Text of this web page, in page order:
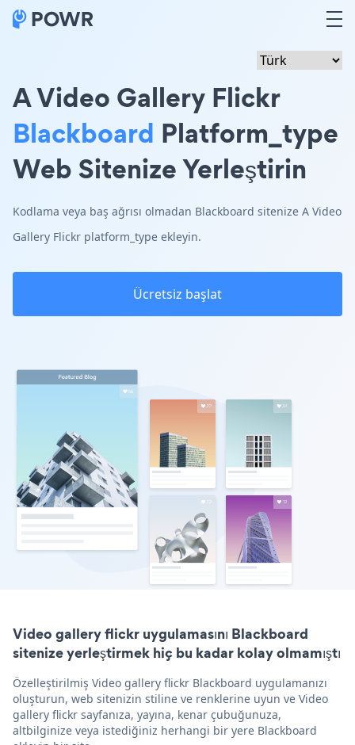
A Video Gallery Flickr
Blackboard Platform_type
Web Sitenize Yerleştirin
Kodlama veya baş ağrısı olmadan Blackboard sitenize A Video
Gallery Flickr platform_type ekleyin.
Ücretsiz başlat
Video gallery flickr uygulamasını Blackboard
sitenize yerleştirmek hiç bu kadar kolay olmamıştı
Özelleştirilmiş Video gallery flickr Blackboard uygulamanızı
oluşturun, web sitenizin stiline ve renklerine uyun ve Video
gallery flickr sayfanıza, yayına, kenar çubuğunuza,
altbilginize veya istediğiniz herhangi bir yere Blackboard